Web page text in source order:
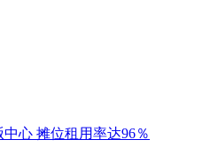
心 摊位租用率达96％